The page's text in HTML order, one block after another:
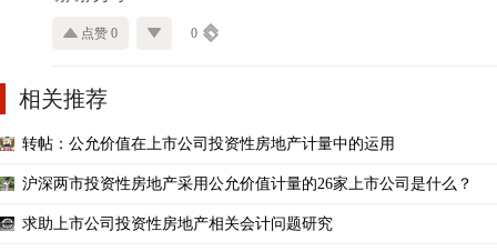
点赞 0 0
相关推荐
转帖：公允价值在上市公司投资性房地产计量中的运用
沪深两市投资性房地产采用公允价值计量的26家上市公司是什么？
求助上市公司投资性房地产相关会计问题研究